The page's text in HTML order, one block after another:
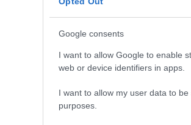
Google consents
I want to allow Google to enable
web or device identifiers in apps.
I want to allow my user data to
purposes.